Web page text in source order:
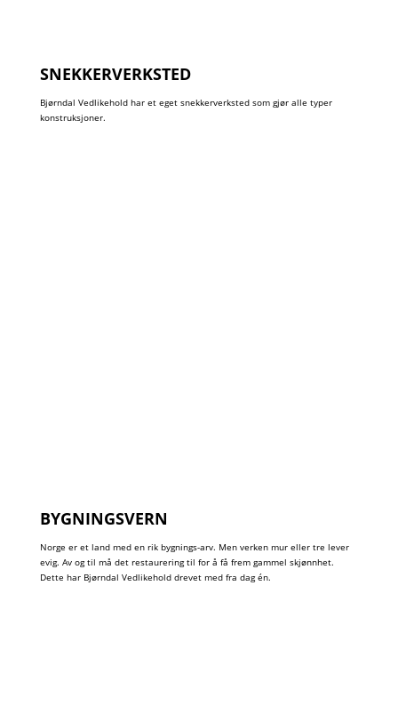
SNEKKERVERKSTED
Bjørndal Vedlikehold har et eget snekkerverksted som gjør alle typer
konstruksjoner.
BYGNINGSVERN
Norge er et land med en rik bygnings-arv. Men verken mur eller tre lever
evig. Av og til må det restaurering til for å få frem gammel skjønnhet.
Dette har Bjørndal Vedlikehold drevet med fra dag én.